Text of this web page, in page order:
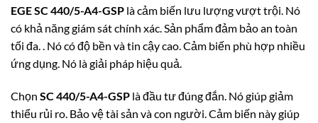
EGE SC 440/5-A4-GSP là cảm biến lưu lượng vượt trội. Nó
có khả năng giám sát chính xác. Sản phẩm đảm bảo an toàn
tối đa. . Nó có độ bền và tin cậy cao. Cảm biến phù hợp nhiều
ứng dụng. Nó là giải pháp hiệu quả.
Chọn SC 440/5-A4-GSP là đầu tư đúng đắn. Nó giúp giảm
thiểu rủi ro. Bảo vệ tài sản và con người. Cảm biến này giúp